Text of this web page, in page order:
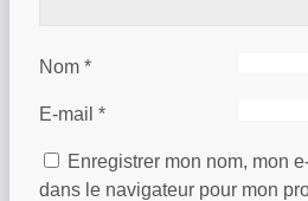
Nom *
E-mail *
Enregistrer mon nom, mon
dans le navigateur pour mon